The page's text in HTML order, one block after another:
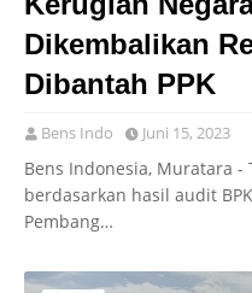
Dikembalikan
Dibantah PPK
Bens Indo Juni 15, 2023
Bens Indonesia, Muratara
berdasarkan hasil audit
Pembang…